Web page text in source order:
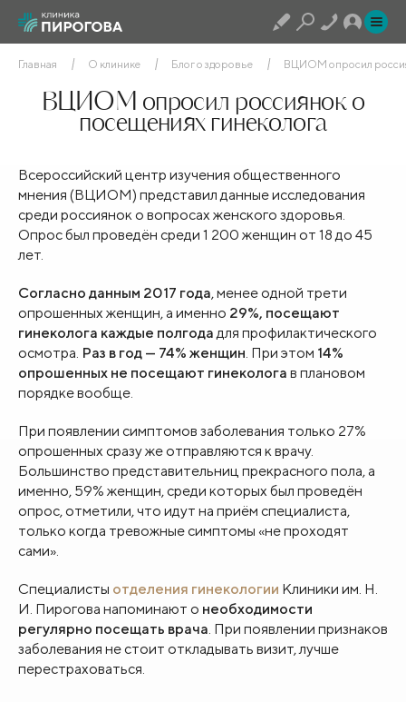
Главная О клинике Блог о здоровье ВЦИОМ опросил
ВЦИОМ опросил россиянок о
посещениях гинеколога
Всероссийский центр изучения общественного
мнения (ВЦИОМ) представил данные исследования
среди россиянок о вопросах женского здоровья.
Опрос был проведён среди 1 200 женщин от 18 до 45
лет.
Согласно данным 2017 года, менее одной трети
опрошенных женщин, а именно 29%, посещают
гинеколога каждые полгодадля профилактического
осмотра. Раз в год — 74% женщин. При этом 14%
опрошенных не посещают гинеколога в плановом
порядке вообще.
При появлении симптомов заболевания только 27%
опрошенных сразу же отправляются к врачу.
Большинство представительниц прекрасного пола, а
именно, 59% женщин, среди которых был проведён
опрос, отметили, что идут на приём специалиста,
только когда тревожные симптомы «не проходят
сами».
Специалисты отделения гинекологии Клиники им. Н.
И. Пирогова напоминают о необходимости
регулярно посещать врача. При появлении признаков
заболевания не стоит откладывать визит, лучше
перестраховаться.